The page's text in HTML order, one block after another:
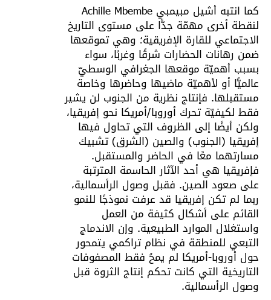
كما انتبه أشيل مبيمبي Achille Mbembe
لنقطة أخرى مهمّة جدًّا على مستوى التاريخ
الاجتماعي للقارة الإفريقية؛ وهي تموقعها
ضمن رهانات الحضارات شرقًا وغربًا، سواء
بسبب أهميّة موقعها الجغرافي الوسطيّ
عالميًّا أو لأهميّة ماضيها وحاضرها وخاصة
مستقبلها. فإنتاج نظرية من الجنوب لن يشير
فقط لكيفيّة تحرك أوروبا/أمريكا نحو إفريقيا،
ولكن أيضًا إلى الظروف التي تحاول فيها
إفريقيا (الجنوب) والصين (الشرق) تشبيك
مسارتهما معًا في الحاضر والمستقبل.
فإفريقيا هي أحد الآثار الحاسمة المترتبة
على صعود الصين. فقبل وصول الرأسمالية،
ربما لم تكن إفريقيا قد عرفت نموذجًا للنمو
القائم على أشكال كثيفة من العمل
واستغلال الموارد الطبيعية. وإن الاندماج
التبعي للمنطقة في نظام تراكمي يتمحور
حول أوروبا-أمريكا لم يمحُ فقط المصفوفات
التاريخية التي كانت تحكم إنتاج الثروة قبل
وصول الرأسمالية.